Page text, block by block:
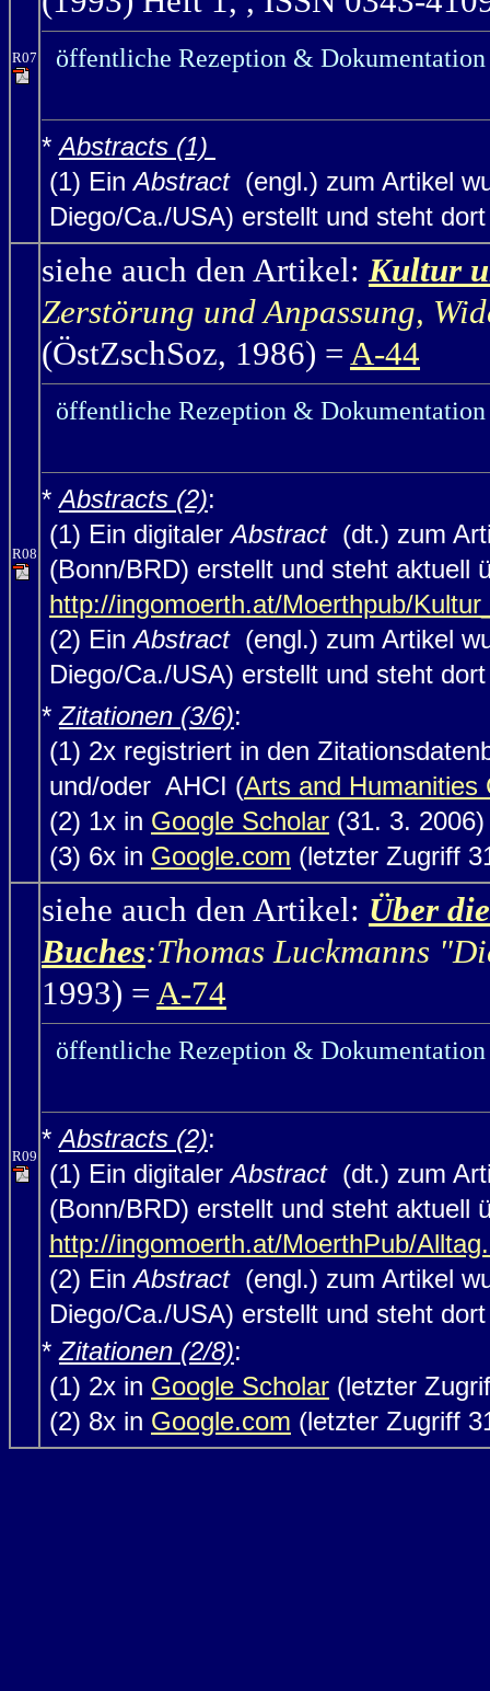
R07 öffentliche Rezeption &
*Abstracts (1)
(1) EinAbstract(engl.) zum Artikel
Diego/Ca./USA) erstellt und steht
R08
siehe auch den Artikel:Kultur
Zerstörung und Anpassung,
(ÖstZschSoz, 1986) = A-44
öffentliche Rezeption &
*Abstracts (2):
(1) Ein digitalerAbstract(dt.) zum
(Bonn/BRD) erstellt und steht aktuell
http://ingomoerth.at/Moerthpub/
(2) EinAbstract(engl.) zum Artikel
Diego/Ca./USA) erstellt und steht
*Zitationen (3/6):
(1) 2x registriert in den
und/oder AHCI (Arts and Humanities
(2) 1x in Google Scholar (31. 3. 2006)
(3) 6x in Google.com (letzter Zugriff
R09
siehe auch den Artikel: Über
Buches:Thomas Luckmanns
1993) = A-74
öffentliche Rezeption &
*Abstracts (2):
(1) Ein digitalerAbstract(dt.) zum
(Bonn/BRD) erstellt und steht aktuell
http://ingomoerth.at/MoerthPub/
(2) EinAbstract(engl.) zum Artikel
Diego/Ca./USA) erstellt und steht
*Zitationen (2/8):
(1) 2x in Google Scholar (letzter
(2) 8x in Google.com (letzter Zugriff